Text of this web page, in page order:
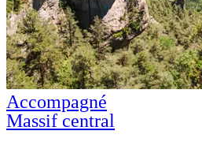
Accompagné
Massif central